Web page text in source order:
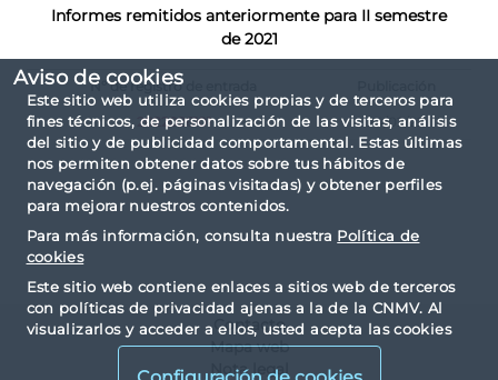
Aviso de cookies
Este sitio web utiliza cookies propias y de terceros para
fines técnicos, de personalización de las visitas, análisis
del sitio y de publicidad comportamental. Estas últimas
nos permiten obtener datos sobre tus hábitos de
navegación (p.ej. páginas visitadas) y obtener perfiles
para mejorar nuestros contenidos.
Para más información, consulta nuestra Política de
cookies
Este sitio web contiene enlaces a sitios web de terceros
con políticas de privacidad ajenas a la de la CNMV. Al
visualizarlos y acceder a ellos, usted acepta las cookies
instaladas por terceros y sus políticas de privacidad y
Informes remitidos anteriormente para II semestre
de 2021
Nº de registro de entrada
2022026101 24/02/22
Contacto
Mapa web
Nota legal